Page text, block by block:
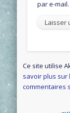
par e-mail.
Ce site utilise
savoir plus sur
commentaires